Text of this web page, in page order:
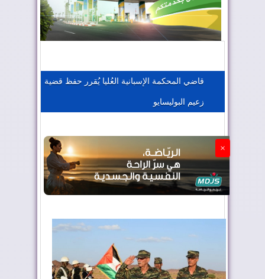
المغرب يعزز موقعه في صناعة الطيران
الجزائر تستسلم لفرنسا
قاضي المحكمة الإسبانية العُليا يُقرر حفظ قضية
زعيم البوليسايو
×